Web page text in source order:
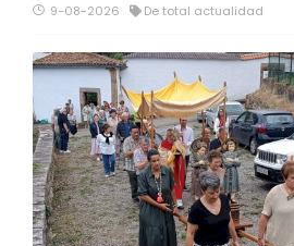
9-08-2026 De total actualidad